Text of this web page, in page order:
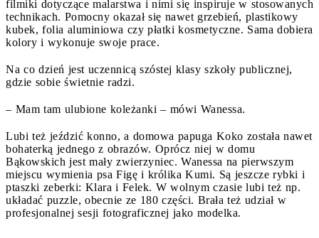
filmiki dotyczące malarstwa i nimi się inspiruje w stosowanych
technikach. Pomocny okazał się nawet grzebień, plastikowy
kubek, folia aluminiowa czy płatki kosmetyczne. Sama dobiera
kolory i wykonuje swoje prace.
Na co dzień jest uczennicą szóstej klasy szkoły publicznej,
gdzie sobie świetnie radzi.
– Mam tam ulubione koleżanki – mówi Wanessa.
Lubi też jeździć konno, a domowa papuga Koko została nawet
bohaterką jednego z obrazów. Oprócz niej w domu
Bąkowskich jest mały zwierzyniec. Wanessa na pierwszym
miejscu wymienia psa Figę i królika Kumi. Są jeszcze rybki i
ptaszki zeberki: Klara i Felek. W wolnym czasie lubi też np.
układać puzzle, obecnie ze 180 części. Brała też udział w
profesjonalnej sesji fotograficznej jako modelka.